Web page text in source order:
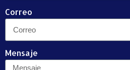
Correo
Mensaje